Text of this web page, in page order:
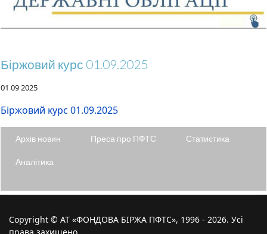
Біржовий курс 01.09.2025
01 09 2025
Біржовий курс 01.09.2025
Архів новин Преса про ПФТС Статистика
Аналітика
Copyright © АТ «ФОНДОВА БІРЖА ПФТС», 1996 - 2026. Усі